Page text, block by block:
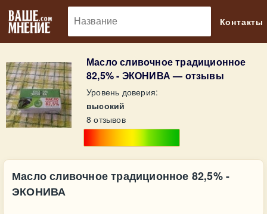
Контакты
Масло сливочное традиционное
82,5% - ЭКОНИВА — отзывы
Уровень доверия:
высокий
8 отзывов
Масло сливочное традиционное 82,5% -
ЭКОНИВА